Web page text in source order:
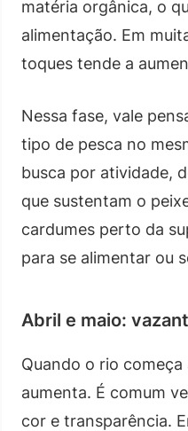
matéria orgânica, o
alimentação. Em
toques tende a
Nessa fase, vale
tipo de pesca no
busca por atividade,
que sustentam o
cardumes perto da
para se alimentar ou
Abril e maio:
Quando o rio
aumenta. É comum
cor e transparência.